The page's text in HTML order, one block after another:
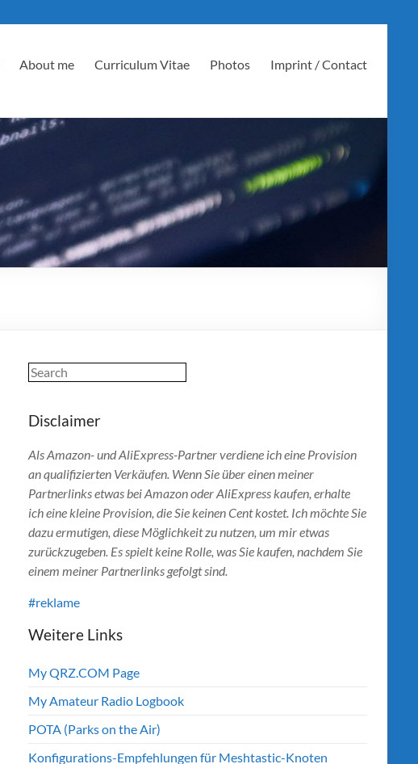
About me Curriculum Vitae Photos Imprint / Contact
Search
Disclaimer
Als Amazon- und AliExpress-Partner verdiene ich eine Provision
an qualifizierten Verkäufen. Wenn Sie über einen meiner
Partnerlinks etwas bei Amazon oder AliExpress kaufen, erhalte
ich eine kleine Provision, die Sie keinen Cent kostet. Ich möchte Sie
dazu ermutigen, diese Möglichkeit zu nutzen, um mir etwas
zurückzugeben. Es spielt keine Rolle, was Sie kaufen, nachdem Sie
einem meiner Partnerlinks gefolgt sind.
#reklame
Weitere Links
My QRZ.COM Page
My Amateur Radio Logbook
POTA (Parks on the Air)
Konfigurations-Empfehlungen für Meshtastic-Knoten